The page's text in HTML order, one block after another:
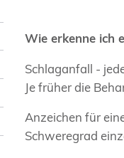
Wie erkenne ich
Schlaganfall -
Je früher die
Anzeichen für
Schweregrad